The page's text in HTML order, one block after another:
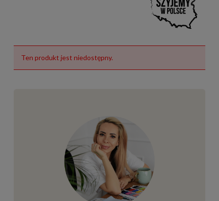
Ten produkt jest niedostępny.